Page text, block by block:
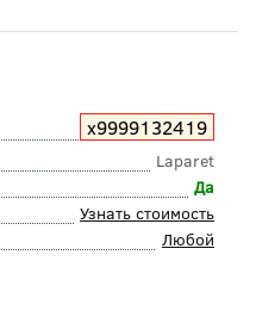
х9999132419
Laparet
Да
Узнать стоимость
Любой